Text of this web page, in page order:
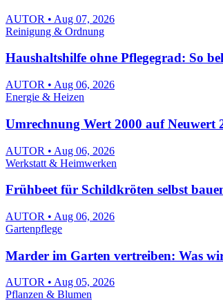
AUTOR • Aug 07, 2026
Reinigung & Ordnung
Haushaltshilfe ohne Pflegegrad: So
AUTOR • Aug 06, 2026
Energie & Heizen
Umrechnung Wert 2000 auf Neuwert
AUTOR • Aug 06, 2026
Werkstatt & Heimwerken
Frühbeet für Schildkröten selbst
AUTOR • Aug 06, 2026
Gartenpflege
Marder im Garten vertreiben: Was
AUTOR • Aug 05, 2026
Pflanzen & Blumen